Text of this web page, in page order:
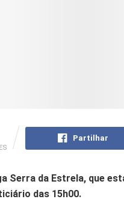
Partilhar
Serra da Estrela, que
das 15h00.